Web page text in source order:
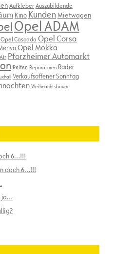
AufkleberAuszubildende
Kino KundenMietwagen
Opel ADAM
Opel Cascada Opel Corsa
Opel Mokka
Pforzheimer Automarkt
Reifen Reparaturen Räder
Verkaufsoffener Sonntag
Weihnachtsbaum
6…!!!
doch 6…!!!
ja…